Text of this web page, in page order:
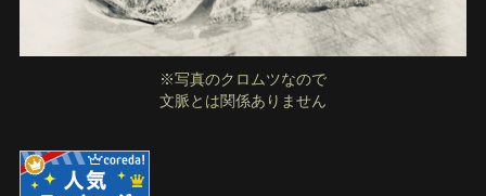
※写真のクロムツなので
文脈とは関係ありません